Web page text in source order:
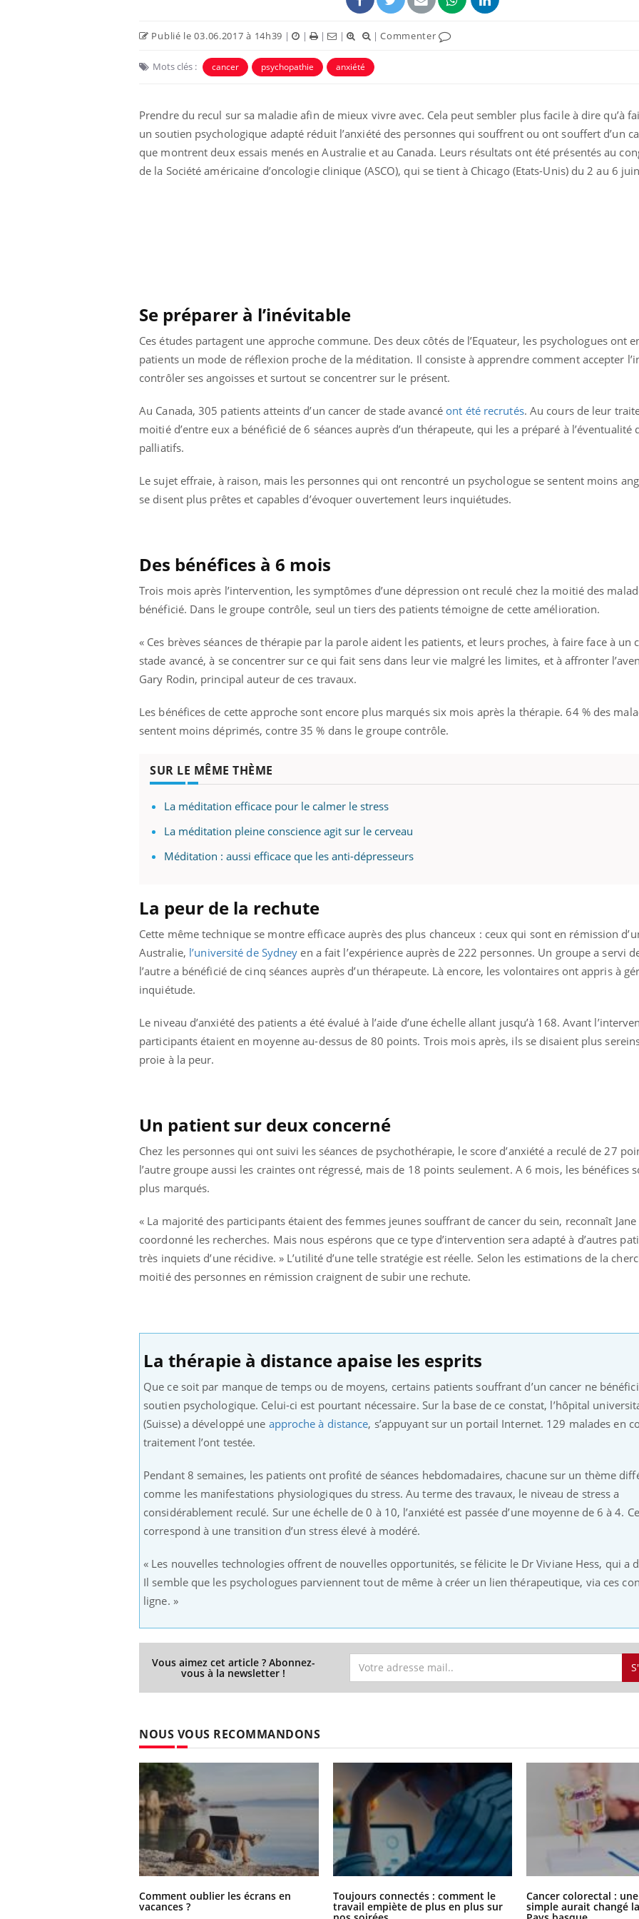
Publié le 03.06.2017 à 14h39 | | | | |Commenter
Mots clés : cancer psychopathie anxiété
Prendre du recul sur sa maladie afin de mieux vivre avec. Cela peut sembler plus facile à dire qu’à
un soutien psychologique adapté réduit l’anxiété des personnes qui souffrent ou ont souffert d’un
que montrent deux essais menés en Australie et au Canada. Leurs résultats ont été présentés au
de la Société américaine d’oncologie clinique (ASCO), qui se tient à Chicago (Etats-Unis) du 2 au 6
Se préparer à l’inévitable
Ces études partagent une approche commune. Des deux côtés de l’Equateur, les psychologues ont
patients un mode de réflexion proche de la méditation. Il consiste à apprendre comment accepter
contrôler ses angoisses et surtout se concentrer sur le présent.
Au Canada, 305 patients atteints d’un cancer de stade avancé ont été recrutés. Au cours de leur
moitié d’entre eux a bénéficié de 6 séances auprès d’un thérapeute, qui les a préparé à l’éventualité
palliatifs.
Le sujet effraie, à raison, mais les personnes qui ont rencontré un psychologue se sentent moins
se disent plus prêtes et capables d’évoquer ouvertement leurs inquiétudes.
Des bénéfices à 6 mois
Trois mois après l’intervention, les symptômes d’une dépression ont reculé chez la moitié des
bénéficié. Dans le groupe contrôle, seul un tiers des patients témoigne de cette amélioration.
« Ces brèves séances de thérapie par la parole aident les patients, et leurs proches, à faire face à un
stade avancé, à se concentrer sur ce qui fait sens dans leur vie malgré les limites, et à affronter
Gary Rodin, principal auteur de ces travaux.
Les bénéfices de cette approche sont encore plus marqués six mois après la thérapie. 64 % des
sentent moins déprimés, contre 35 % dans le groupe contrôle.
SUR LE MÊME THÈME
La méditation efficace pour le calmer le stress
La méditation pleine conscience agit sur le cerveau
Méditation : aussi efficace que les anti-dépresseurs
La peur de la rechute
Cette même technique se montre efficace auprès des plus chanceux : ceux qui sont en rémission
Australie, l’université de Sydney en a fait l’expérience auprès de 222 personnes. Un groupe a servi
l’autre a bénéficié de cinq séances auprès d’un thérapeute. Là encore, les volontaires ont appris à
inquiétude.
Le niveau d’anxiété des patients a été évalué à l’aide d’une échelle allant jusqu’à 168. Avant
participants étaient en moyenne au-dessus de 80 points. Trois mois après, ils se disaient plus
proie à la peur.
Un patient sur deux concerné
Chez les personnes qui ont suivi les séances de psychothérapie, le score d’anxiété a reculé de 27
l’autre groupe aussi les craintes ont régressé, mais de 18 points seulement. A 6 mois, les bénéfices
plus marqués.
« La majorité des participants étaient des femmes jeunes souffrant de cancer du sein, reconnaît
coordonné les recherches. Mais nous espérons que ce type d’intervention sera adapté à d’autres
très inquiets d’une récidive. » L’utilité d’une telle stratégie est réelle. Selon les estimations de la
moitié des personnes en rémission craignent de subir une rechute.
La thérapie à distance apaise les esprits
Que ce soit par manque de temps ou de moyens, certains patients souffrant d’un cancer ne
soutien psychologique. Celui-ci est pourtant nécessaire. Sur la base de ce constat, l’hôpital
(Suisse) a développé une approche à distance, s’appuyant sur un portail Internet. 129 malades en
traitement l’ont testée.
Pendant 8 semaines, les patients ont profité de séances hebdomadaires, chacune sur un thème
comme les manifestations physiologiques du stress. Au terme des travaux, le niveau de stress a
considérablement reculé. Sur une échelle de 0 à 10, l’anxiété est passée d’une moyenne de 6 à 4.
correspond à une transition d’un stress élevé à modéré.
« Les nouvelles technologies offrent de nouvelles opportunités, se félicite le Dr Viviane Hess, qui a
Il semble que les psychologues parviennent tout de même à créer un lien thérapeutique, via ces
ligne. »
Vous aimez cet article ? Abonnez-
vous à la newsletter !
NOUS VOUS RECOMMANDONS
Comment oublier les écrans en
vacances ?
Toujours connectés : comment le
travail empiète de plus en plus sur
Cancer colorectal :
simple aurait changé
Youtube
Fatigue, irritabilité, brouillard mental ou
carence en fer sont multiples ce qui la rend
osait en parler??Youtube
En 2026, l'insuline dans le diabète de type 2
patients comme parfois chez les soignants.
préparer pour l’été !
L'été arrive… et avec lui,
soleil, activités en plein
sont ...